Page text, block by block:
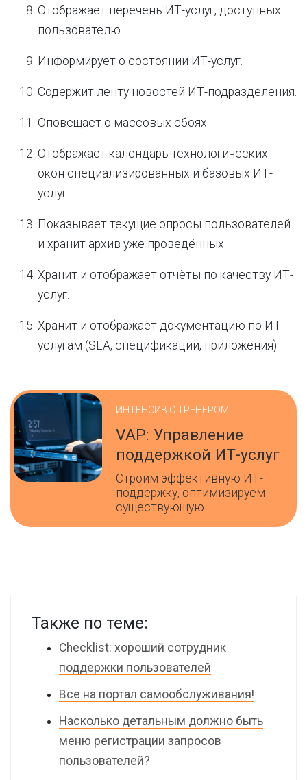
Отображает перечень ИТ-услуг, доступных
пользователю.
Информирует о состоянии ИТ-услуг.
Содержит ленту новостей ИТ-подразделения.
Оповещает о массовых сбоях.
Отображает календарь технологических
окон специализированных и базовых ИТ-
услуг.
Показывает текущие опросы пользователей
и хранит архив уже проведённых.
Хранит и отображает отчёты по качеству ИТ-
услуг.
Хранит и отображает документацию по ИТ-
услугам (SLA, спецификации, приложения).
ИНТЕНСИВ С ТРЕНЕРОМ
VAP: Управление
поддержкой ИТ-услуг
Строим эффективную ИТ-
поддержку, оптимизируем
существующую
Также по теме:
Checklist: хороший сотрудник
поддержки пользователей
Все на портал самообслуживания!
Насколько детальным должно быть
меню регистрации запросов
пользователей?